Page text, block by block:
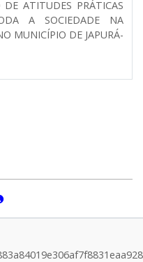
DE ATITUDES PRÁTICAS
A SOCIEDADE NA
MUNICÍPIO DE JAPURÁ-